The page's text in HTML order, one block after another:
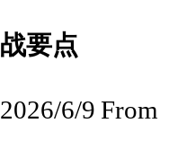
战要点
2026/6/9